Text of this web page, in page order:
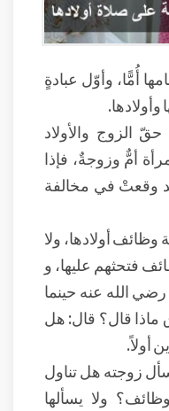
أُمًّا، وأوّل عبادةٍ
الزوج والأولاد
أمٌّ وزوجةٌ، فإذا
وقعتْ في مخالفة
وظائف أولادها، ولا
فتحثهم عليها، و
الله عنه حينما
قال؟ قال: هل
أولاً.
زوجته هل تناول
ولا يسألها